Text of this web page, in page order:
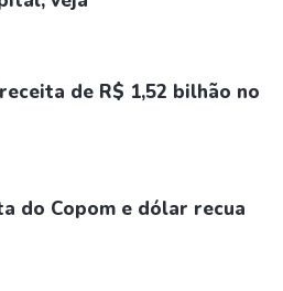
de R$ 1,52 bilhão no
do Copom e dólar recua